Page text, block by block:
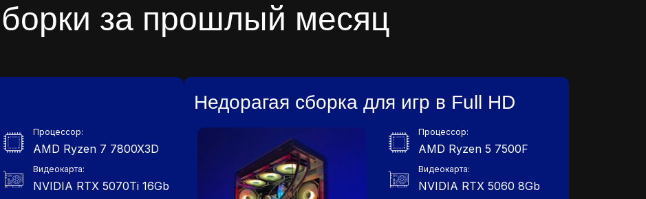
за прошлый месяц
Процессор:
AMD Ryzen 7 7800X3D
Видеокарта:
NVIDIA RTX 5070Ti 16Gb
Недорагая сборка для игр в Full HD
Процессор:
AMD Ryzen 5 7500F
Видеокарта:
NVIDIA RTX 5060 8Gb